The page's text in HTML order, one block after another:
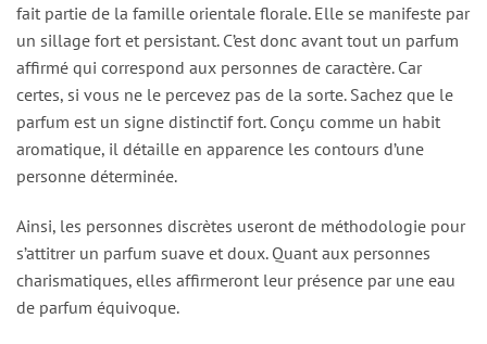
fait partie de la famille orientale florale. Elle se manifeste par
un sillage fort et persistant. C’est donc avant tout un parfum
affirmé qui correspond aux personnes de caractère. Car
certes, si vous ne le percevez pas de la sorte. Sachez que le
parfum est un signe distinctif fort. Conçu comme un habit
aromatique, il détaille en apparence les contours d’une
personne déterminée.
Ainsi, les personnes discrètes useront de méthodologie pour
s’attitrer un parfum suave et doux. Quant aux personnes
charismatiques, elles affirmeront leur présence par une eau
de parfum équivoque.